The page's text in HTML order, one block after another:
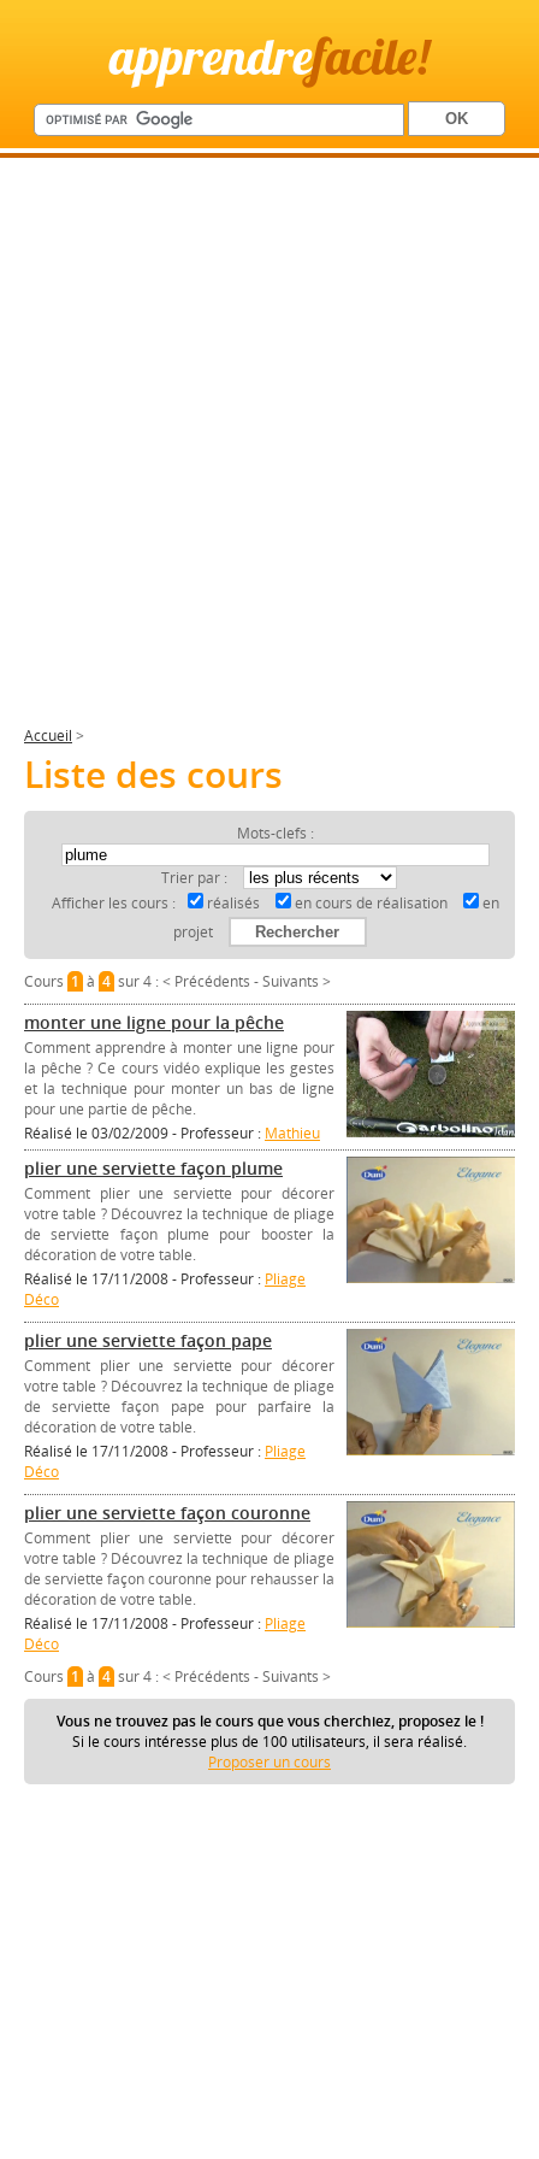
apprendrefacile!
Accueil >
Liste des cours
Mots-clefs :
Trier par :
Afficher les cours :
réalisés en cours de réalisation
en
projet
Cours 1à 4sur 4 :< Précédents -Suivants >
monter une ligne pour la pêche
Comment apprendre à monter une ligne pour
la pêche ? Ce cours vidéo explique les gestes
et la technique pour monter un bas de ligne
pour une partie de pêche.
Réalisé le 03/02/2009 - Professeur : Mathieu
plier une serviette façon plume
Comment plier une serviette pour décorer
votre table ? Découvrez la technique de pliage
de serviette façon plume pour booster la
décoration de votre table.
Réalisé le 17/11/2008 - Professeur : Pliage
Déco
plier une serviette façon pape
Comment plier une serviette pour décorer
votre table ? Découvrez la technique de pliage
de serviette façon pape pour parfaire la
décoration de votre table.
Réalisé le 17/11/2008 - Professeur : Pliage
Déco
plier une serviette façon couronne
Comment plier une serviette pour décorer
votre table ? Découvrez la technique de pliage
de serviette façon couronne pour rehausser la
décoration de votre table.
Réalisé le 17/11/2008 - Professeur : Pliage
Déco
Cours 1à 4sur 4 :< Précédents -Suivants >
Vous ne trouvez pas le cours que vous cherchiez, proposez le !
Si le cours intéresse plus de 100 utilisateurs, il sera réalisé.
Proposer un cours